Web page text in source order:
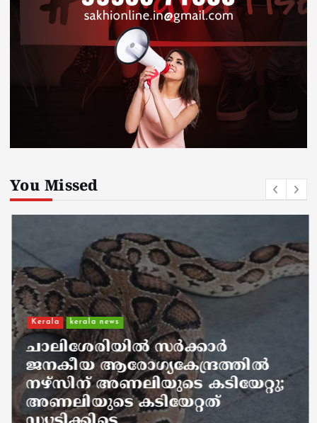
You Missed
Kerala kerala news
ചാലിശേരിയില്‍ സര്‍ക്കാര്‍
ജനകീയ ആരോഗ്യകേന്ദ്രത്തില്‍
നഴ്സിന് അണലിയുടെ കടിയേറ്റു;
അണലിയുടെ കടിയേറ്റത്